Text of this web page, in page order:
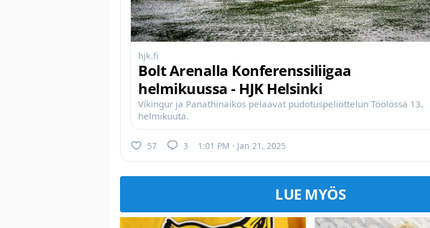
hjk.fi
Bolt Arenalla Konferenssiliigaa
helmikuussa - HJK Helsinki
Víkingur ja Panathinaikos pelaavat pudotuspeliottelun Töölössä 13.
helmikuuta.
57 3 1:01 PM · Jan 21, 2025
LUE MYÖS